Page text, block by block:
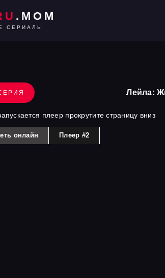
.MOM
СЕРИАЛЫ
Лейла:
плеер прокрутите страницу вниз
онлайн Плеер #2